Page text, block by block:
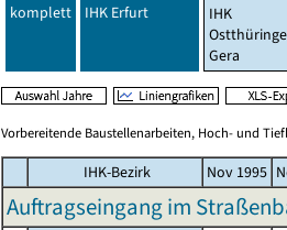
komplett IHK Erfurt
IHK
Gera
Vorbereitende Baustellenarbeiten, Hoch- und
IHK-Bezirk Nov 1995
Auftragseingang im